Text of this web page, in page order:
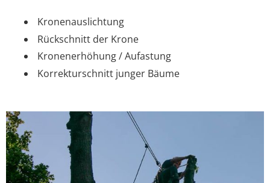
Kronenauslichtung
Rückschnitt der Krone
Kronenerhöhung / Aufastung
Korrekturschnitt junger Bäume